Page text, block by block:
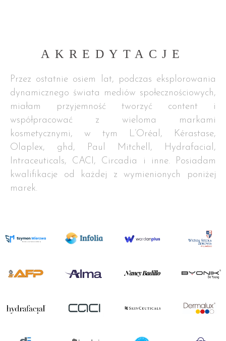
AKREDYTACJE
Przez ostatnie osiem lat, podczas eksplorowania
dynamicznego świata mediów społecznościowych,
miałam przyjemność tworzyć content i
współpracować z wieloma markami
kosmetycznymi, w tym L’Oréal, Kérastase,
Olaplex, ghd, Paul Mitchell, Hydrafacial,
Intraceuticals, CACI, Circadia i inne. Posiadam
kwalifikacje od każdej z wymienionych poniżej
marek.